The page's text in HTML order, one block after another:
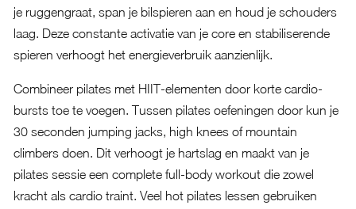
je ruggengraat, span je bilspieren aan en houd je schouders
laag. Deze constante activatie van je core en stabiliserende
spieren verhoogt het energieverbruik aanzienlijk.
Combineer pilates met HIIT-elementen door korte cardio-
bursts toe te voegen. Tussen pilates oefeningen door kun je
30 seconden jumping jacks, high knees of mountain
climbers doen. Dit verhoogt je hartslag en maakt van je
pilates sessie een complete full-body workout die zowel
kracht als cardio traint. Veel hot pilates lessen gebruiken